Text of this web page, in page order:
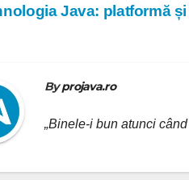
Java: platformă
Byprojava.ro
„Binele-i bun atunci